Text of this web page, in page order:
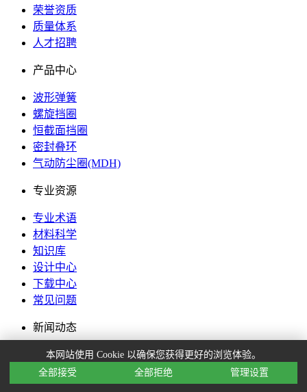
荣誉资质
质量体系
人才招聘
产品中心
波形弹簧
螺旋挡圈
恒截面挡圈
密封叠环
气动防尘圈(MDH)
专业资源
专业术语
材料科学
知识库
设计中心
下载中心
常见问题
新闻动态
行业新闻
公司新闻
博客
本网站使用 Cookie 以确保您获得更好的浏览体验。
全部接受
全部拒绝 管理设置